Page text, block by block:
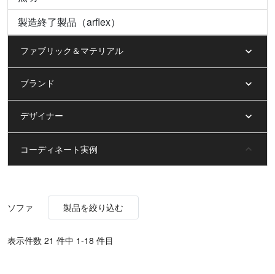
製造終了製品（arflex）
ファブリック＆マテリアル
ブランド
デザイナー
コーディネート実例
ソファ 製品を絞り込む
表⽰件数 21 件中 1-18 件目